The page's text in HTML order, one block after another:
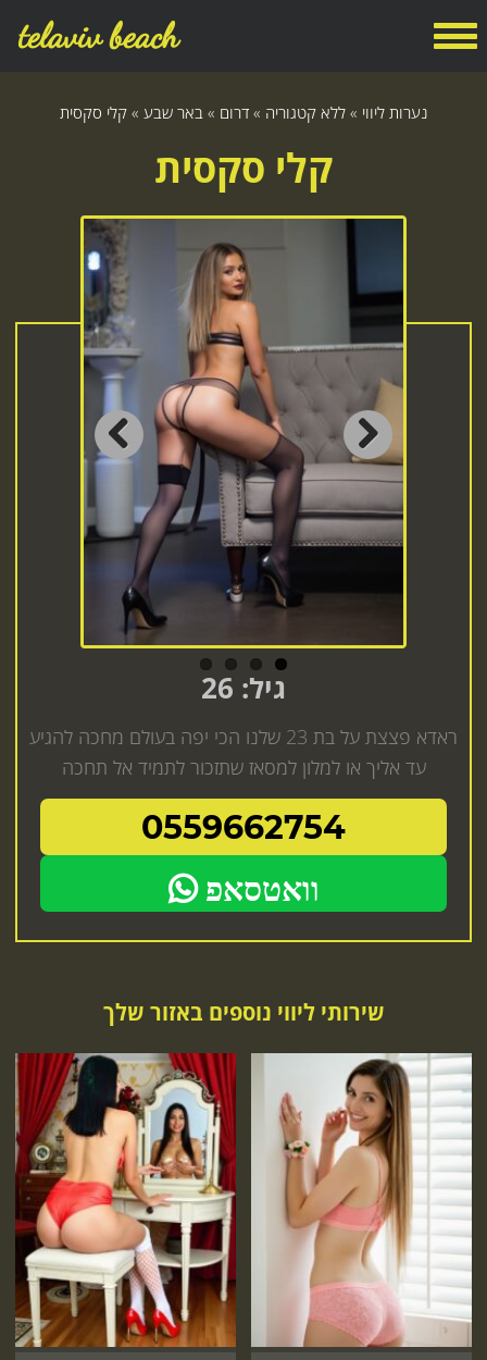
telaviv beach
נערות ליווי » ללא קטגוריה » דרום » באר שבע » קלי סקסית
קלי סקסית
Previous Next
גיל: 26
ראדא פצצת על בת 23 שלנו הכי יפה בעולם מחכה להגיע
עד אליך או למלון למסאז שתזכור לתמיד אל תחכה
0559662754
וואטסאפ
שירותי ליווי נוספים באזור שלך